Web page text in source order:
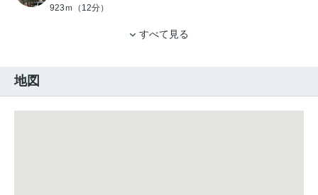
923ｍ（12分）
すべて見る
地図